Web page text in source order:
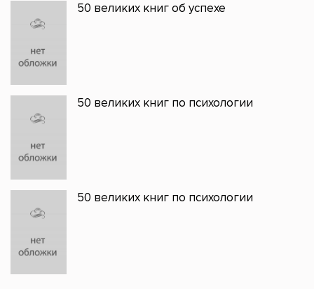
50 великих книг об успехе
50 великих книг по психологии
50 великих книг по психологии